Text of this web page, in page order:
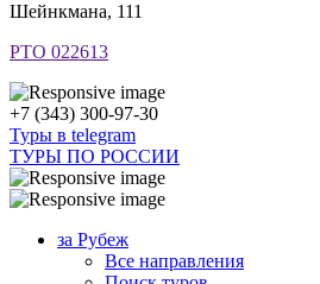
Шейнкмана, 111
РТО 022613
+7 (343) 300-97-30
Туры в telegram
ТУРЫ ПО РОССИИ
за Рубеж
Все направления